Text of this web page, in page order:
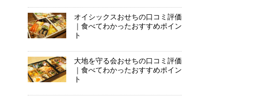
オイシックスおせちの口コミ評価
｜食べてわかったおすすめポイン
ト
大地を守る会おせちの口コミ評価
｜食べてわかったおすすめポイン
ト